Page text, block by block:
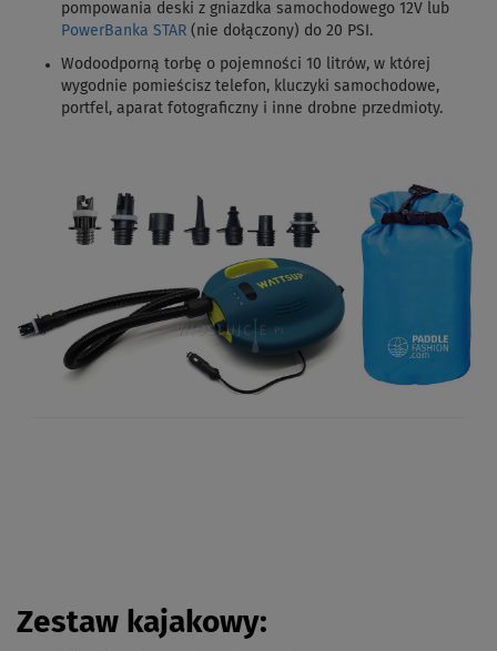
pompowania deski z gniazdka samochodowego 12V lub
PowerBanka STAR (nie dołączony) do 20 PSI.
Wodoodporną torbę o pojemności 10 litrów, w której
wygodnie pomieścisz telefon, kluczyki samochodowe,
portfel, aparat fotograficzny i inne drobne przedmioty.
Zestaw kajakowy: